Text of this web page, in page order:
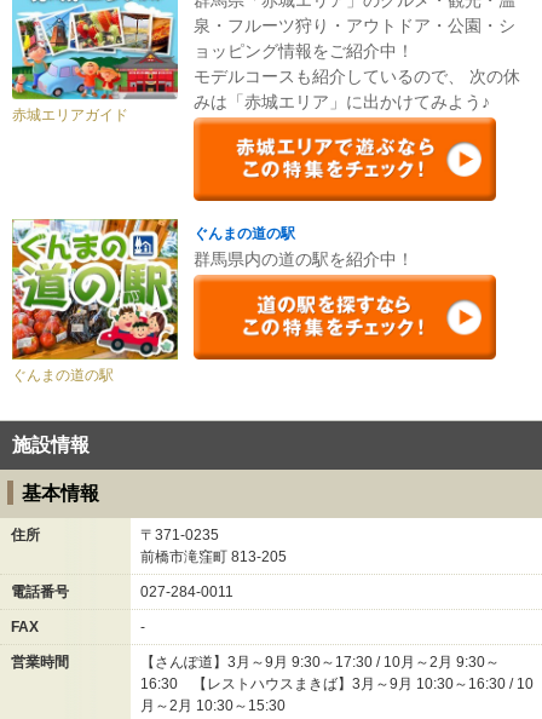
赤城エリアガイド
泉・フルーツ狩り・アウトドア・公園・シ
ョッピング情報をご紹介中！
モデルコースも紹介しているので、 次の休
みは「赤城エリア」に出かけてみよう♪
ぐんまの道の駅
ぐんまの道の駅
群馬県内の道の駅を紹介中！
施設情報
基本情報
住所
〒371-0235
前橋市滝窪町 813-205
電話番号 027-284-0011
FAX -
営業時間
【さんぽ道】3月～9月 9:30～17:30 / 10月～2月 9:30～
16:30 【レストハウスまきば】3月～9月 10:30～16:30 / 10
月～2月 10:30～15:30